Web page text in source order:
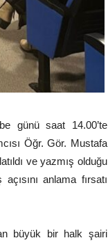
günü saat 14.00’te
Öğr. Gör. Mustafa
ve yazmış olduğu
anlama fırsatı
büyük bir halk şairi